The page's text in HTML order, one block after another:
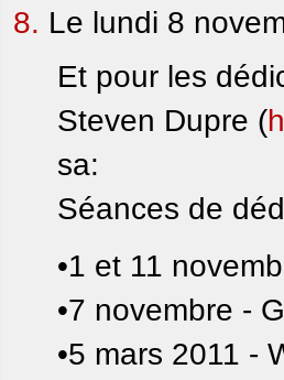
8. Le lundi 8
Et pour les
Steven Dupre (
sa:
Séances de
•1 et 11
•7 novembre -
•5 mars 2011 -